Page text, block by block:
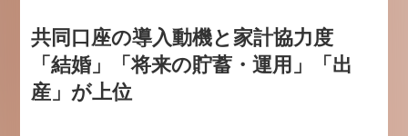
共同口座の導入動機と家計協力度
「結婚」「将来の貯蓄・運用」「出
産」が上位